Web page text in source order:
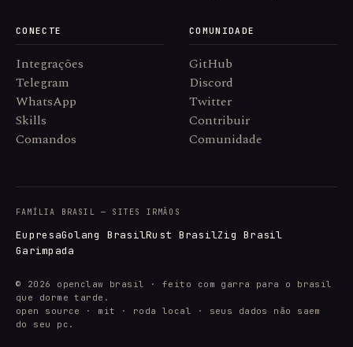
CONECTE
Integrações
Telegram
WhatsApp
Skills
Comandos
COMUNIDADE
GitHub
Discord
Twitter
Contribuir
Comunidade
FAMÍLIA BRASIL — SITES IRMÃOS
EupresaGolang BrasilRust BrasilZig Brasil
Garimpada
© 2026 openclaw brasil · feito com garra para o brasil
que dorme tarde.
open source · mit · roda local · seus dados não saem
do seu pc.